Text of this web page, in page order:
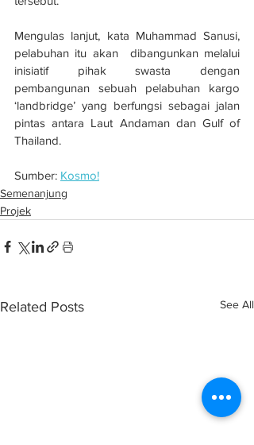
Mengulas lanjut, kata Muhammad Sanusi,
pelabuhan itu akan  dibangunkan melalui
inisiatif pihak swasta dengan
pembangunan sebuah pelabuhan kargo
‘landbridge’ yang berfungsi sebagai jalan
pintas antara Laut Andaman dan Gulf of
Thailand.
Sumber: Kosmo!
Semenanjung
Projek
Related Posts See All